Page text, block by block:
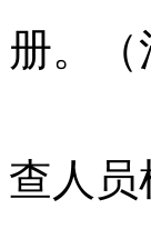
册。
查人